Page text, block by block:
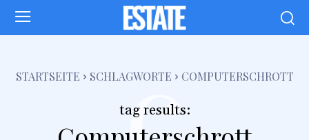
STARTSEITE SCHLAGWORTE COMPUTERSCHROTT
tag results: